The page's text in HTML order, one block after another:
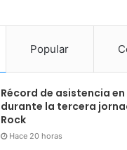
Popular
Récord de asistencia en
durante la tercera
Rock
Hace 20 horas